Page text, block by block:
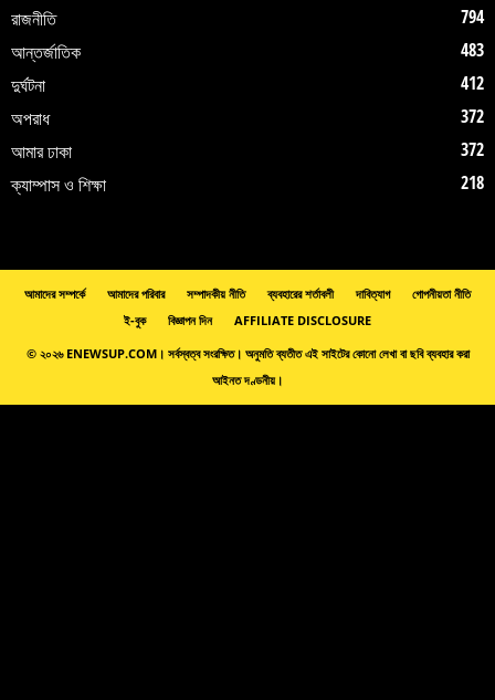
রাজনীতি
794
আন্তর্জাতিক
483
দুর্ঘটনা
412
অপরাধ
372
আমার ঢাকা
372
ক্যাম্পাস ও শিক্ষা
218
আমাদের সম্পর্কে আমাদের পরিবার সম্পাদকীয় নীতি ব্যবহারের শর্তাবলী দাবিত্যাগ
গোপনীয়তা নীতি
ই-বুক
বিজ্ঞাপন দিন
AFFILIATE DISCLOSURE
© ২০২৬ ENEWSUP.COM। সর্বস্বত্ব সংরক্ষিত। অনুমতি ব্যতীত এই সাইটের কোনো লেখা বা ছবি ব্যবহার করা
আইনত দণ্ডনীয়।